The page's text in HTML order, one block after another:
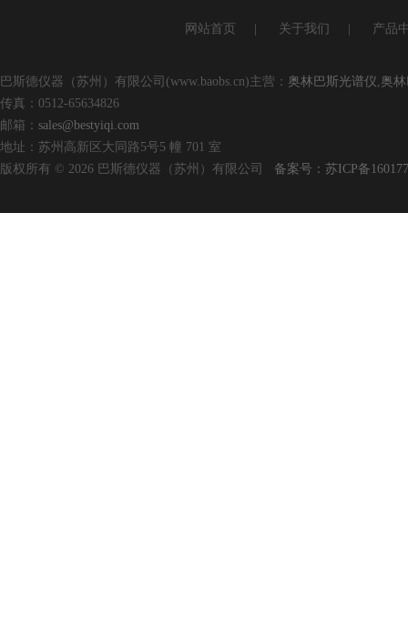
网站首页 关于我们 产品
巴斯德仪器（苏州）有限公司(www.baobs.cn)主营： 奥林巴斯光谱仪,奥
传真：0512-65634826
邮箱： sales@bestyiqi.com
地址：苏州高新区大同路5号5 幢 701 室
版权所有 © 2026 巴斯德仪器（苏州）有限公司 备案号：苏ICP备